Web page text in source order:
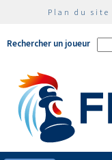
Plan du site
Rechercher un joueur